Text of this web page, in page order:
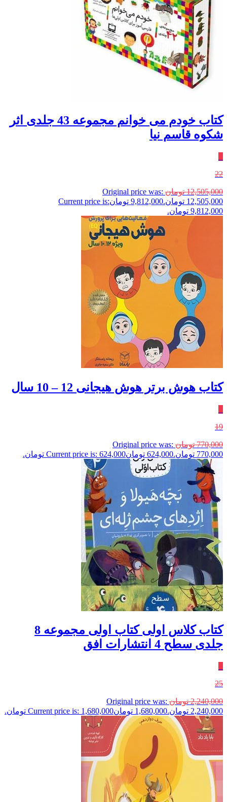
کتاب خودم می خوانم مجموعه 43 جلدی اثر
شکوه قاسم نیا
22
12,505,000 تومان Original price was:
12,505,000 تومان.
9,812,000 تومانCurrent price is:
9,812,000 تومان.
کتاب هوش برتر هوش هیجانی 12 – 10 سال
19
770,000 تومان Original price was:
770,000 تومان.
624,000 تومانCurrent price is: 624,000 تومان.
کتاب کلاس‌ اولی‌ کتاب‌ اولی مجموعه 8
جلدی سطح 4 انتشارات افق
25
2,240,000 تومان Original price was:
2,240,000 تومان.
1,680,000 تومانCurrent price is: 1,680,000 تومان.